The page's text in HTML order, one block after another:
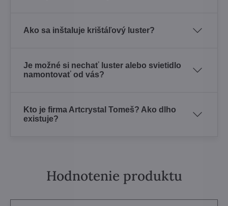
Ako sa inštaluje krištáľový luster?
Je možné si nechať luster alebo svietidlo
namontovať od vás?
Kto je firma Artcrystal Tomeš? Ako dlho
existuje?
Hodnotenie produktu